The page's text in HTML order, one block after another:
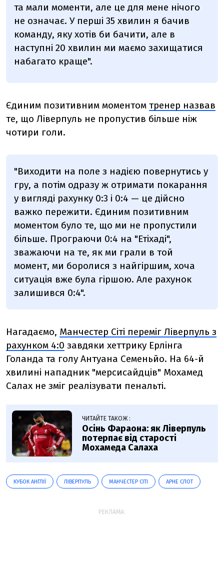
та мали моменти, але це для мене нічого
не означає. У перші 35 хвилин я бачив
команду, яку хотів би бачити, але в
наступні 20 хвилин ми маємо захищатися
набагато краще".
Єдиним позитивним моментом тренер назвав
те, що Ліверпуль не пропустив більше ніж
чотири голи.
"Виходити на поле з надією повернутись у
гру, а потім одразу ж отримати покарання
у вигляді рахунку 0:3 і 0:4 — це дійсно
важко пережити. Єдиним позитивним
моментом було те, що ми не пропустили
більше. Програючи 0:4 на "Етіхаді",
зважаючи на те, як ми грали в той
момент, ми боролися з найгіршим, хоча
ситуація вже була гіршою. Але рахунок
залишився 0:4".
Нагадаємо, Манчестер Сіті переміг Ліверпуль з
рахунком 4:0 завдяки хеттрику Ерлінга
Голанда та голу Антуана Семеньйо. На 64-й
хвилині нападник "мерсисайдців" Мохамед
Салах не зміг реалізувати пенальті.
ЧИТАЙТЕ ТАКОЖ :
Осінь Фараона: як Ліверпуль
потерпає від старості
Мохамеда Салаха
КУБОК АНГЛІЇ ЛІВЕРПУЛЬ МАНЧЕСТЕР СІТІ АРНЕ СЛОТ
РЕКЛАМА: